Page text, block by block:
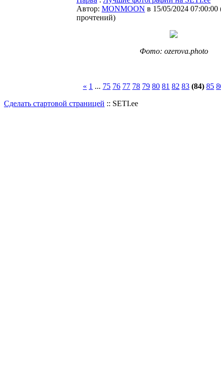
Автор: MONMOON в 15/05/2024 07:00:00
прочтений)
Фото: ozerova.photo
« 1 ... 75 76 77 78 79 80 81 82 83 (84) 85
Сделать стартовой страницей :: SETI.ee